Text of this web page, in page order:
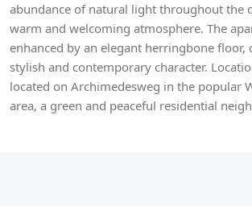
abundance of natural light throughout the
warm and welcoming atmosphere. The
enhanced by an elegant herringbone
stylish and contemporary character.
located on Archimedesweg in the popular
area, a green and peaceful residential